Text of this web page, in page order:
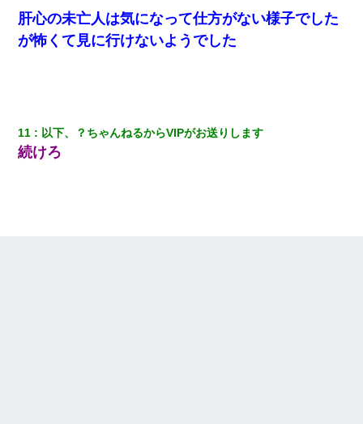
肝心の未亡人は気になって仕方がない様子でした
が怖くて見に行けないようでした
11 以下、？ちゃんねるからVIPがお送りします
続けろ